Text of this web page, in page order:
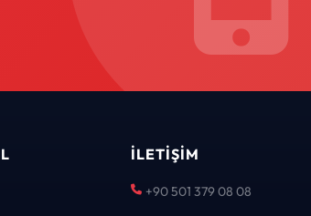
İLETIŞIM
+90 501 379 08 08